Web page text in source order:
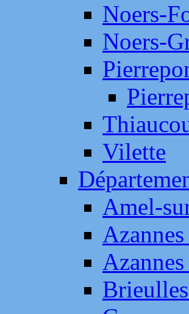
Noers-
Noers-
Vilette
Amel-